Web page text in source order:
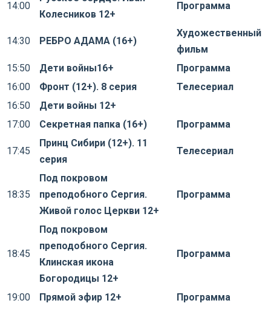
14:00
Колесников 12+
Программа
14:30 РЕБРО АДАМА (16+)
Художественный
фильм
15:50
Дети войны16+
Программа
16:00
Фронт (12+). 8 серия
Телесериал
16:50
Дети войны 12+
17:00
Секретная папка (16+) Программа
17:45
Принц Сибири (12+). 11
серия
Телесериал
18:35
Под покровом
преподобного Сергия.
Живой голос Церкви 12+
Программа
18:45
Под покровом
преподобного Сергия.
Клинская икона
Богородицы 12+
Программа
19:00 Прямой эфир 12+
Программа